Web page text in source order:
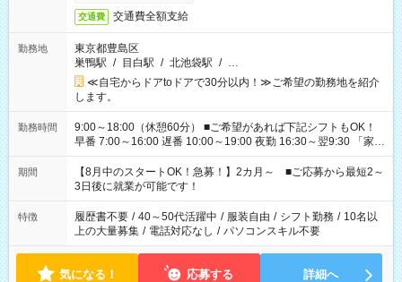
交通費 交通費全額支給
勤務地
東京都豊島区
巣鴨駅 / 目白駅 / 北池袋駅 / …
≪自宅からドアtoドアで30分以内！≫ご希望の勤務地を紹介
します。
勤務時間
9:00～18:00（休憩60分） ■ご希望があれば下記シフトもOK！
早番 7:00～16:00 遅番 10:00～19:00 夜勤 16:30～翌9:30 「家族
と休みを合わせたい」 「余裕を持って夕飯の準備がしたい」
「できれば残業はしたくない」 など、ご希望を教えてください
ね。 ※Wワーク希望の方へ 今ご覧のお仕事で希望する勤務時間
と、もう1つのお仕事の勤務時間。 合計で週40時間を超える場
合は応募できません。
期間
【8月中のスタートOK！急募！】2カ月～ ■ご応募から最短2～
3日後に就業が可能です！
特徴 履歴書不要 / 40～50代活躍中 / 服装自由 / シフト勤務 / 10名以
上の大量募集 / 電話対応なし / パソコンスキル不要
気になる！ 応募する 詳細へ